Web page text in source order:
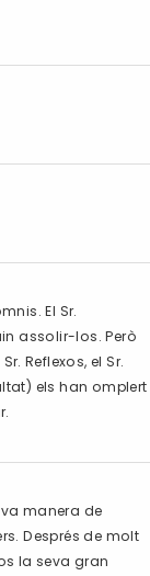
El Sr.
assolir-los. Però
Reflexos, el Sr.
els han omplert
manera de
Després de molt
la seva gran